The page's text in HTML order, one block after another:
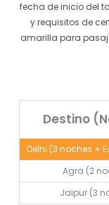
fecha de inicio del
y requisitos de
amarilla para
Destino
Delhi (3 noches +
Agra (2
Jaipur (3